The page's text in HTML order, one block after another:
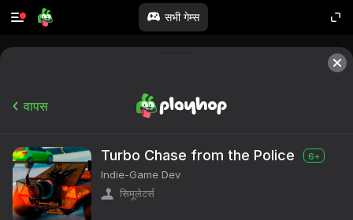
सभी गेम्स
वापस
Turbo Chase from the Police 6+
Indie-Game Dev
सिमूलेटर्स